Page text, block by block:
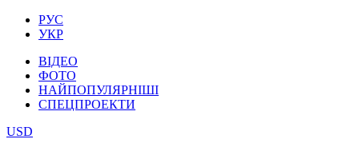
РУС
УКР
ВІДЕО
ФОТО
НАЙПОПУЛЯРНІШІ
СПЕЦПРОЕКТИ
USD